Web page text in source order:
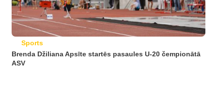
Sports
Brenda Džiliana Apsīte startēs pasaules U-20 čempionātā
ASV